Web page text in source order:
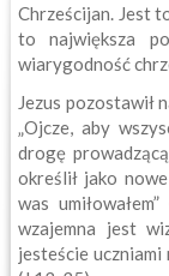
Chrześcijan. Jest
to największa
wiarygodność
Jezus pozostawił
„Ojcze, aby
drogę
określił jako
was
wzajemna jest
jesteście uczniami